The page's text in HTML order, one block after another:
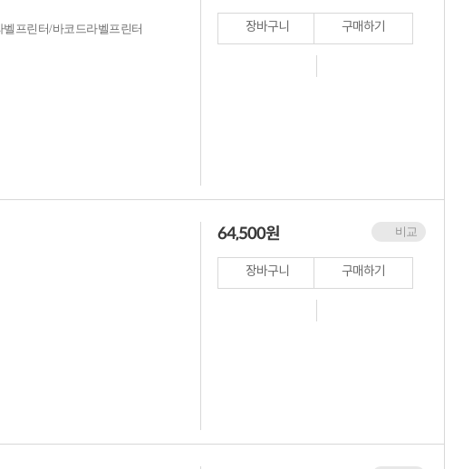
프린터/바코드라벨프린터 장바구니 구매하기
비교
64,500원
장바구니 구매하기